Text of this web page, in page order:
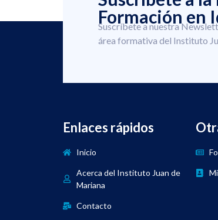
Formación en
Suscríbete a nuestra
área formativa del Instituto
Enlaces rápidos
Inicio
Acerca del Instituto Juan de
Mariana
Contacto